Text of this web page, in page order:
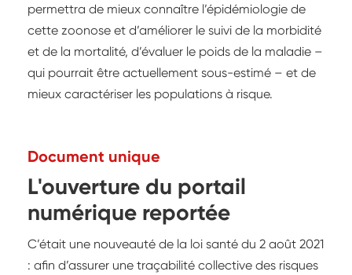
permettra de mieux connaître l’épidémiologie de
cette zoonose et d’améliorer le suivi de la morbidité
et de la mortalité, d’évaluer le poids de la maladie –
qui pourrait être actuellement sous-estimé – et de
mieux caractériser les populations à risque.
Document unique
L'ouverture du portail
numérique reportée
C’était une nouveauté de la loi santé du 2 août 2021
: afin d’assurer une traçabilité collective des risques